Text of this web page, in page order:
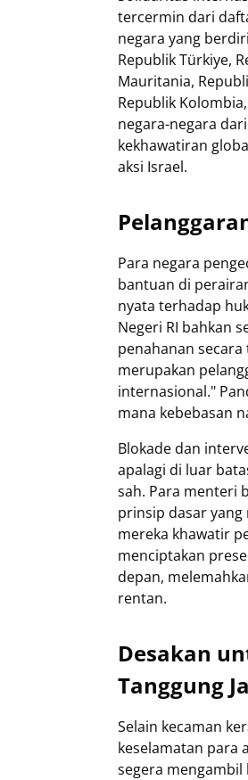
tercermin dari
negara yang
Republik Türkiye,
Mauritania,
Republik
negara-negara
kekhawatiran
aksi Israel.
Para negara
bantuan di
nyata terhadap
Negeri RI bahkan
penahanan
merupakan
internasional."
mana kebebasan
Blokade dan
apalagi di luar
sah. Para menteri
prinsip dasar
mereka khawatir
menciptakan
depan,
rentan.
Desakan
Tanggung
Selain kecaman
keselamatan para
segera